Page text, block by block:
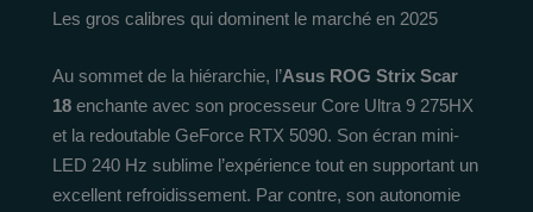
Les gros calibres qui dominent le marché en 2025
Au sommet de la hiérarchie, l’Asus ROG Strix Scar
18 enchante avec son processeur Core Ultra 9 275HX
et la redoutable GeForce RTX 5090. Son écran mini-
LED 240 Hz sublime l’expérience tout en supportant un
excellent refroidissement. Par contre, son autonomie